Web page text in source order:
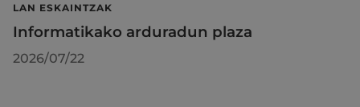
LAN ESKAINTZAK
Informatikako arduradun plaza
2026/07/22